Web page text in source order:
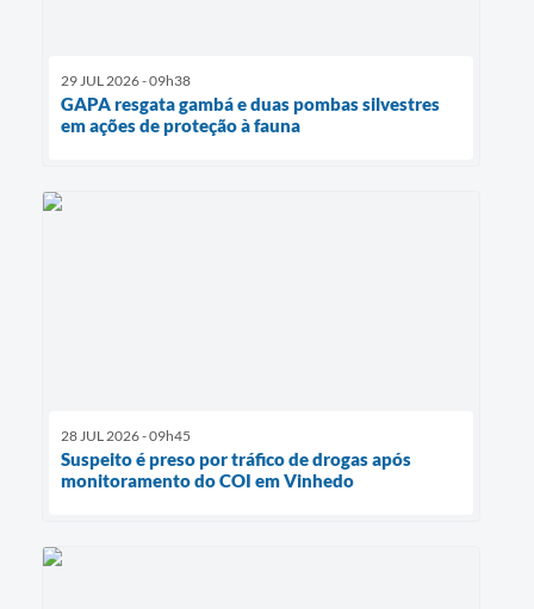
29 JUL 2026 - 09h38
GAPA resgata gambá e duas pombas silvestres
em ações de proteção à fauna
28 JUL 2026 - 09h45
Suspeito é preso por tráfico de drogas após
monitoramento do COI em Vinhedo